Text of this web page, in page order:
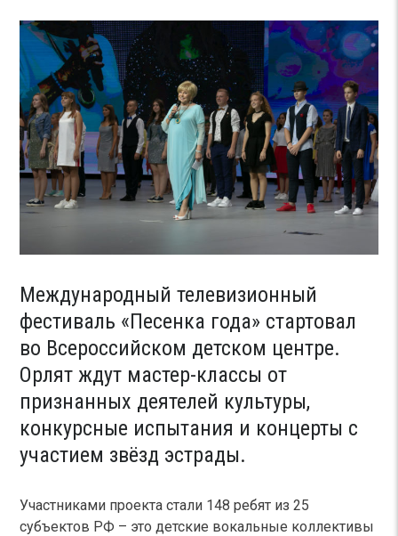
Международный телевизионный
фестиваль «Песенка года» стартовал
во Всероссийском детском центре.
Орлят ждут мастер-классы от
признанных деятелей культуры,
конкурсные испытания и концерты с
участием звёзд эстрады.
Участниками проекта стали 148 ребят из 25
субъектов РФ – это детские вокальные коллективы